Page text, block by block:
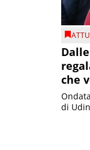
che
di